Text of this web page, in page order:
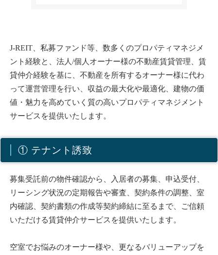
J-REIT、私募ファンド等、数多くのプロパティマネジメ
ント経験と、法人/個人オーナー様の不動産賃貸管理、賃
貸仲介経験を基に、不動産を所有するオーナー様に代わ
って運営管理を行い、収益の最大化や最適化、建物の価
値・魅力を高めていく質の高いプロパティマネジメント
サービスを提供いたします。
① テナント誘致
募集受託前の物件確認から、入居者の募集、申込受付、
リーシング状況の定期報告や審査、契約条件の調整、室
内確認、契約書類の作成等契約締結に至るまで、ご信頼
いただける賃貸仲介サービスを提供いたします。
空室でお悩みのオーナー様や、更なるバリューアップを